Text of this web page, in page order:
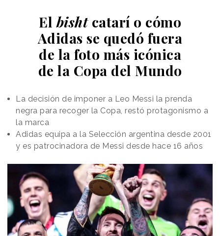
Elbishtcatarí o cómo
Adidas se quedó fuera
de la foto más icónica
de la Copa del Mundo
La decisión de imponer a Leo Messi la prenda
negra para recoger la Copa, restó protagonismo a
la marca
Adidas equipa a la Selección argentina desde 2001
y es patrocinadora de Messi desde hace 16 años